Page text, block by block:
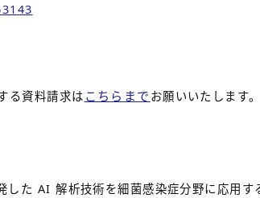
る資料請求は こちらまで お願いいたします。
た AI 解析技術を細菌感染症分野に応用す